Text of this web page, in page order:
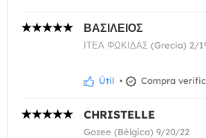
ΒΑΣΙΛΕΙΟΣ
ΙΤΕΑ ΦΩΚΙΔΑΣ (Grecia) 2/
Útil • Compra
CHRISTELLE
Gozee (Bélgica) 9/20/22